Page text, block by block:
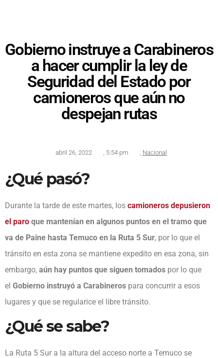
Gobierno instruye a Carabineros
a hacer cumplir la ley de
Seguridad del Estado por
camioneros que aún no
despejan rutas
abril 26, 2022 , 5:54 pm , Nacional
¿Qué pasó?
Durante la tarde de este martes, los camioneros depusieron
el paro que mantenían en algunos puntos en el tramo que
va de Paine hasta Temuco en la Ruta 5 Sur, por lo que el
tránsito en esta zona se mantiene expedito en esa zona, sin
embargo, aún hay puntos que siguen tomados por lo que
el Gobierno instruyó a Carabineros para concurrir a esos
lugares y que se regularice el libre tránsito.
¿Qué se sabe?
La Ruta 5 Sur a la altura del acceso norte a Temuco se